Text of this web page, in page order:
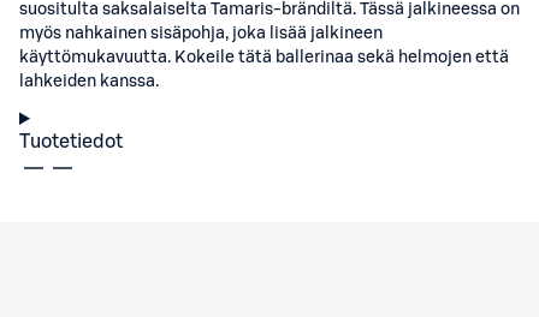
suositulta saksalaiselta Tamaris-brändiltä. Tässä jalkineessa on
myös nahkainen sisäpohja, joka lisää jalkineen
käyttömukavuutta. Kokeile tätä ballerinaa sekä helmojen että
lahkeiden kanssa.
Tuotetiedot